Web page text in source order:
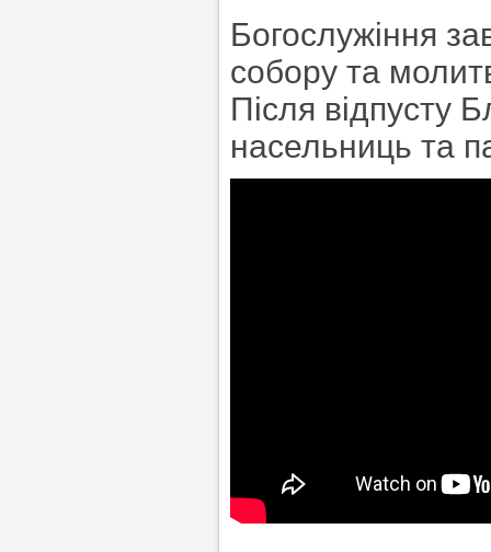
Богослужіння
собору та
Після відпусту
насельниць та